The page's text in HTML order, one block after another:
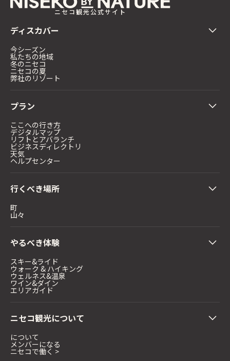
ニセコ観光公式サイト
ディスカバー
今シーズン
私たちの地域
冬のニセコ
ニセコの夏
弊社のリゾート
プラン
ここへの行き方
デジタルマップ
リフトとアバランチ
ビジネスディレクトリ
天気
ヘルプセンター
行くべき場所
町
山々
やるべき体験
スキー&ライド
ウォーク & ハイキング
ウェルネス&温泉
ワイン&ダイン
エリアガイド
ニセコ観光について
について
メンバーになる
ニセコで働く >